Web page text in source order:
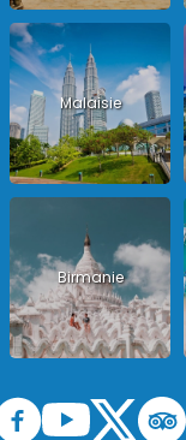
Malaisie
Birmanie